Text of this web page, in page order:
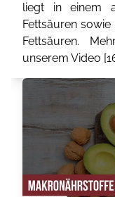
liegt in einem
Fettsäuren
Fettsäuren.
unserem Video [